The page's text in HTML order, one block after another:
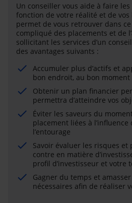
Un conseiller vous aide à faire
fonction de votre réalité et de vos
permet de vous retrouver dans
compliqué des placements et de
sollicitant les services d’un
des avantages suivants :
Accumuler plus d’actifs et
bon endroit, au bon moment
Obtenir un plan financier
permettra d’atteindre vos
Éviter les saveurs du
placement liées à l’influence
l’entourage
Savoir évaluer les risques et
contre en matière
profil d’investisseur et votre
Gagner du temps et
nécessaires afin de réaliser